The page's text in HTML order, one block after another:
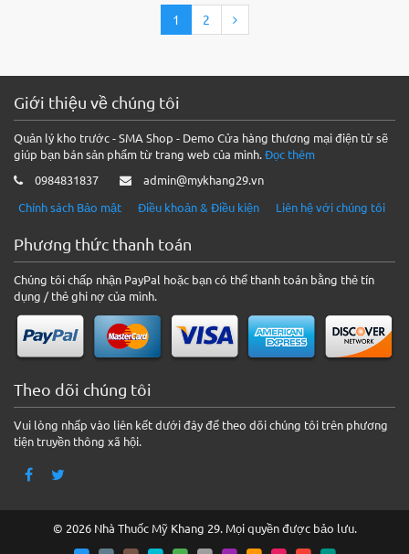
1 2
Giới thiệu về chúng tôi
Quản lý kho trước - SMA Shop - Demo Cửa hàng thương mại điện tử sẽ
giúp bạn bán sản phẩm từ trang web của mình.Đọc thêm
0984831837
admin@mykhang29.vn
Chính sách Bảo mật
Điều khoản & Điều kiện Liên hệ với chúng tôi
Phương thức thanh toán
Chúng tôi chấp nhận PayPal hoặc bạn có thể thanh toán bằng thẻ tín
dụng / thẻ ghi nợ của mình.
Theo dõi chúng tôi
Vui lòng nhấp vào liên kết dưới đây để theo dõi chúng tôi trên phương
tiện truyền thông xã hội.
© 2026 Nhà Thuốc Mỹ Khang 29. Mọi quyền được bảo lưu.